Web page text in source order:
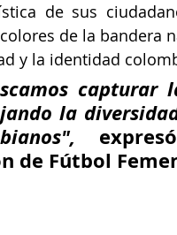
de sus
de la bandera
y la identidad
capturar
la
de Fútbol